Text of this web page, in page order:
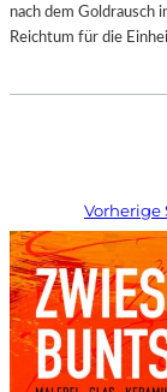
nach dem Goldrausch
Reichtum für die
Vorherige